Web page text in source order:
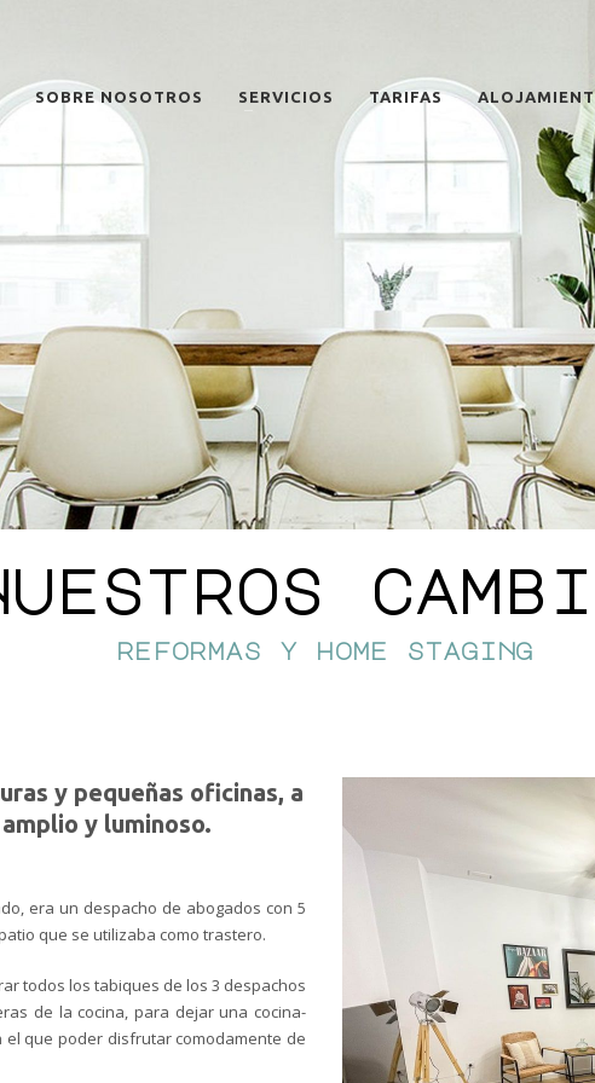
SOBRE NOSOTROS SERVICIOS TARIFAS
reformas y home staging
y pequeñas oficinas, a
y luminoso.
era un despacho de abogados con 5
que se utilizaba como trastero.
todos los tabiques de los 3 despachos
de la cocina, para dejar una cocina-
el que poder disfrutarcomodamente de